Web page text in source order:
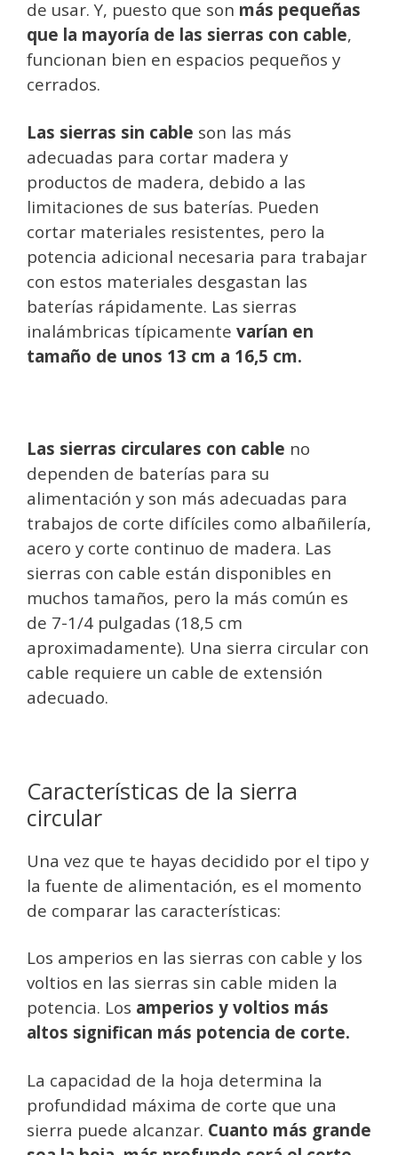
de usar. Y, puesto que son más pequeñas
que la mayoría de las sierras con cable,
funcionan bien en espacios pequeños y
cerrados.
Las sierras sin cable son las más
adecuadas para cortar madera y
productos de madera, debido a las
limitaciones de sus baterías. Pueden
cortar materiales resistentes, pero la
potencia adicional necesaria para trabajar
con estos materiales desgastan las
baterías rápidamente. Las sierras
inalámbricas típicamente varían en
tamaño de unos 13 cm a 16,5 cm.
Las sierras circulares con cable no
dependen de baterías para su
alimentación y son más adecuadas para
trabajos de corte difíciles como albañilería,
acero y corte continuo de madera. Las
sierras con cable están disponibles en
muchos tamaños, pero la más común es
de 7-1/4 pulgadas (18,5 cm
aproximadamente). Una sierra circular con
cable requiere un cable de extensión
adecuado.
Características de la sierra
circular
Una vez que te hayas decidido por el tipo y
la fuente de alimentación, es el momento
de comparar las características:
Los amperios en las sierras con cable y los
voltios en las sierras sin cable miden la
potencia. Los amperios y voltios más
altos significan más potencia de corte.
La capacidad de la hoja determina la
profundidad máxima de corte que una
sierra puede alcanzar. Cuanto más grande